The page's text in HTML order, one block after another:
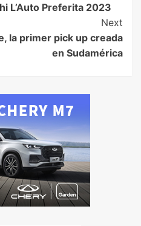
L’Auto Preferita 2023
Next
la primer pick up creada
en Sudamérica